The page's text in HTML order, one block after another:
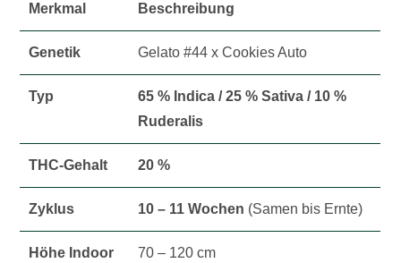
Merkmal Beschreibung
Genetik Gelato #44 x Cookies Auto
Typ
65 % Indica / 25 % Sativa / 10 %
Ruderalis
THC-Gehalt 20 %
Zyklus 10 – 11 Wochen (Samen bis Ernte)
Höhe Indoor 70 – 120 cm